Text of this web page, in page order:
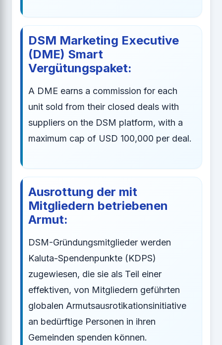
DSM Marketing Executive
(DME) Smart
Vergütungspaket:
A DME earns a commission for each
unit sold from their closed deals with
suppliers on the DSM platform, with a
maximum cap of USD 100,000 per deal.
Ausrottung der mit
Mitgliedern betriebenen
Armut:
DSM-Gründungsmitglieder werden
Kaluta-Spendenpunkte (KDPS)
zugewiesen, die sie als Teil einer
effektiven, von Mitgliedern geführten
globalen Armutsausrotikationsinitiative
an bedürftige Personen in ihren
Gemeinden spenden können.